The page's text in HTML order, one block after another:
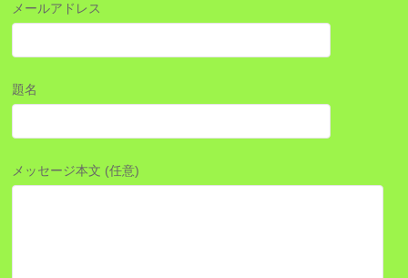
メールアドレス
題名
メッセージ本文 (任意)